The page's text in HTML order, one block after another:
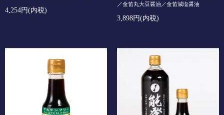
4,254円(内税)
／金笛丸大豆醤油／金笛減塩醤油
3,898円(内税)